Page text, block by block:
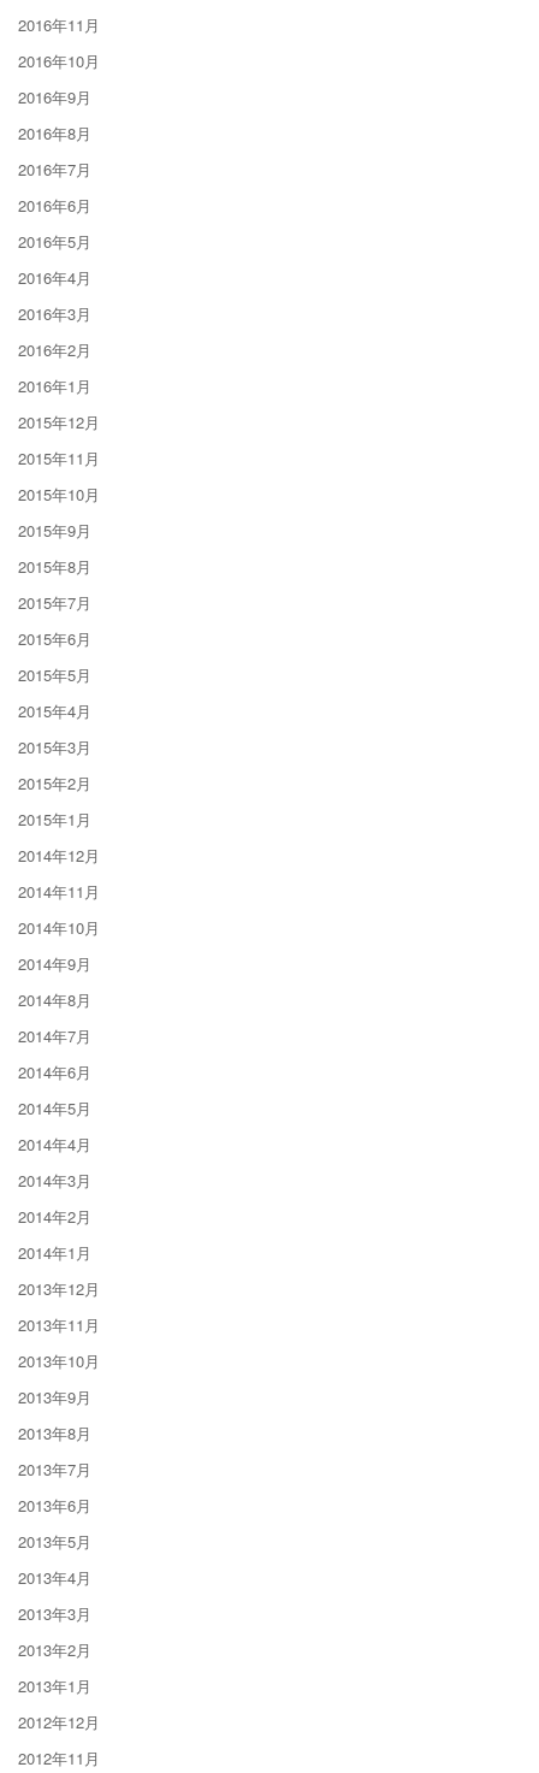
2016年11月
2016年10月
2016年9月
2016年8月
2016年7月
2016年6月
2016年5月
2016年4月
2016年3月
2016年2月
2016年1月
2015年12月
2015年11月
2015年10月
2015年9月
2015年8月
2015年7月
2015年6月
2015年5月
2015年4月
2015年3月
2015年2月
2015年1月
2014年12月
2014年11月
2014年10月
2014年9月
2014年8月
2014年7月
2014年6月
2014年5月
2014年4月
2014年3月
2014年2月
2014年1月
2013年12月
2013年11月
2013年10月
2013年9月
2013年8月
2013年7月
2013年6月
2013年5月
2013年4月
2013年3月
2013年2月
2013年1月
2012年12月
2012年11月